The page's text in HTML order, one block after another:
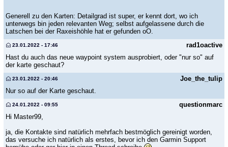
Generell zu den Karten: Detailgrad ist super, er kennt dort, wo ich
unterwegs bin jeden relevanten Weg; selbst aufgelassene durch die
Latschen bei der Raxeishöhle hat er gefunden oO.
rad1oactive
23.01.2022 - 17:46
Hast du auch das neue waypoint system ausprobiert, oder "nur so" auf
der karte geschaut?
Joe_the_tulip
23.01.2022 - 20:46
Nur so auf der Karte geschaut.
questionmarc
24.01.2022 - 09:55
Hi Master99,
ja, die Kontakte sind natürlich mehrfach bestmöglich gereinigt worden,
das versuche ich natürlich als erstes, bevor ich den Garmin Support